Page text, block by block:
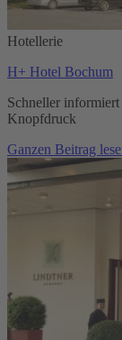
Hotellerie
H+ Hotel Bochum
Schneller
Knopfdruck
Ganzen Beitrag